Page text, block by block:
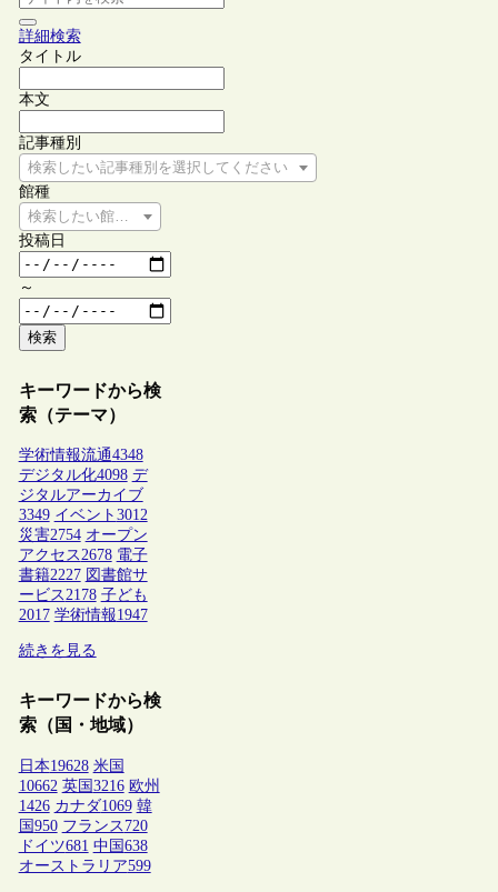
詳細検索
タイトル
本文
記事種別
検索したい記事種別を選択してください
館種
検索したい館種を選択してください
投稿日
～
検索
キーワードから検
索（テーマ）
学術情報流通4348
デジタル化4098 デ
ジタルアーカイブ
3349 イベント 3012
災害2754 オープン
アクセス2678 電子
書籍2227 図書館サ
ービス2178 子ども
2017 学術情報1947
続きを見る
キーワードから検
索（国・地域）
日本19628 米国
10662 英国 3216 欧州
1426 カナダ1069 韓
国 950 フランス 720
ドイツ681 中国 638
オーストラリア599